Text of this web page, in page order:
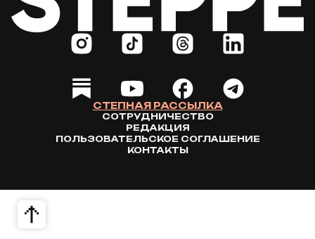
СТЕПНАЯ РАССЫЛКА
СОТРУДНИЧЕСТВО
РЕДАКЦИЯ
ПОЛЬЗОВАТЕЛЬСКОЕ СОГЛАШЕНИЕ
КОНТАКТЫ